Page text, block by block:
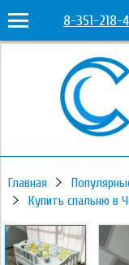
8-351-218-
Главная
Купить спальню в